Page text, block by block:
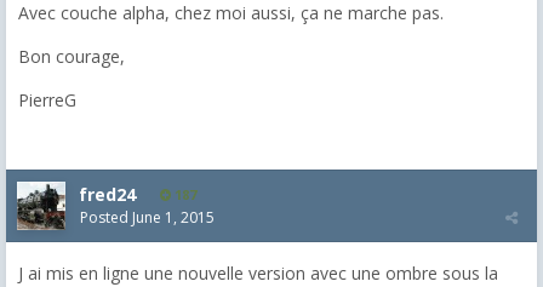
Avec couche alpha, chez moi aussi, ça ne marche pas.
Bon courage,
PierreG
fred24 187
Posted June 1, 2015
J ai mis en ligne une nouvelle version avec une ombre sous la